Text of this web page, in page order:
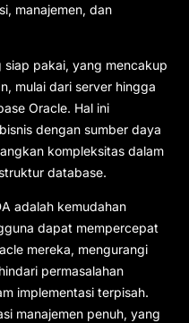
manajemen, dan
pakai, yang mencakup
mulai dari server hingga
Oracle. Hal ini
dengan sumber daya
kompleksitas dalam
database.
adalah kemudahan
dapat mempercepat
mereka, mengurangi
permasalahan
implementasi terpisah.
manajemen penuh, yang